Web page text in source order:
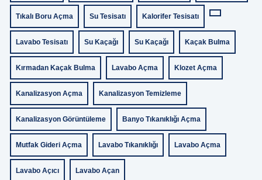
Tıkalı Boru Açma Su Tesisatı Kalorifer Tesisatı
Lavabo Tesisatı Su Kaçağı Su Kaçağı Kaçak Bulma
Kırmadan Kaçak Bulma Lavabo Açma Klozet Açma
Kanalizasyon Açma Kanalizasyon Temizleme
Kanalizasyon Görüntüleme Banyo Tıkanıklığı Açma
Mutfak Gideri Açma Lavabo Tıkanıklığı Lavabo Açma
Lavabo Açıcı Lavabo Açan